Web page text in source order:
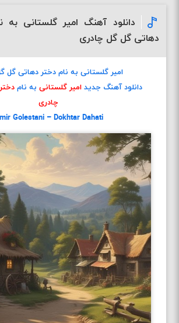
دانلود آهنگ امیر گلستانی به
دهاتی گل گل چادری
امیر گلستانی به نام دختر دهاتی گل
دانلود آهنگ جدید امیر گلستانی به نام
چادری
Golestani – Dokhtar Dahati